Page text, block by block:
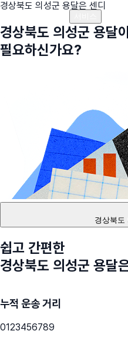
경상북도 의성군 용달은 센디
경상북도 의성군 용달이
필요하신가요?
경상북도
쉽고 간편한
경상북도 의성군 용달
누적 운송 거리
0123456789